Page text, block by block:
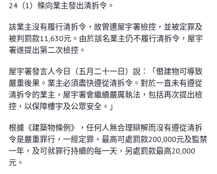
24（1）條向業主發出清拆令。
該業主沒有履行清拆令，故曾遭屋宇署檢控，並被定罪及
被判罰款11,630元。由於該名業主仍不履行清拆令，屋宇
署遂提出第二次檢控。
屋宇署發言人今日（五月二十一日）說：「僭建物可導致
嚴重後果。業主必須盡快遵從清拆令。對於一直未有遵從
清拆令的業主，屋宇署會繼續嚴厲執法，包括再次提出檢
控，以保障樓宇及公眾安全。」
根據《建築物條例》，任何人無合理辯解而沒有遵從清拆
令是嚴重罪行，一經定罪，最高可處罰款200,000元及監禁
一年，及可就罪行持續的每一天，另處罰款最高20,000
元。